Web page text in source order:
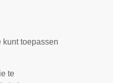
toepassen
te